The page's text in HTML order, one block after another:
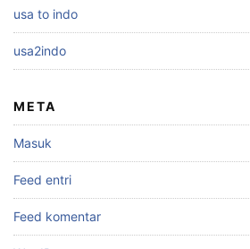
usa to indo
usa2indo
META
Masuk
Feed entri
Feed komentar